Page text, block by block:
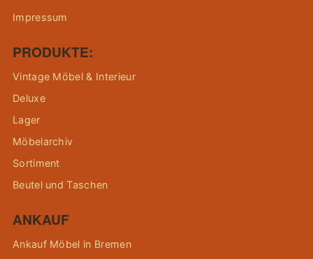
Impressum
PRODUKTE:
Vintage Möbel & Interieur
Deluxe
Lager
Möbelarchiv
Sortiment
Beutel und Taschen
ANKAUF
Ankauf Möbel in Bremen